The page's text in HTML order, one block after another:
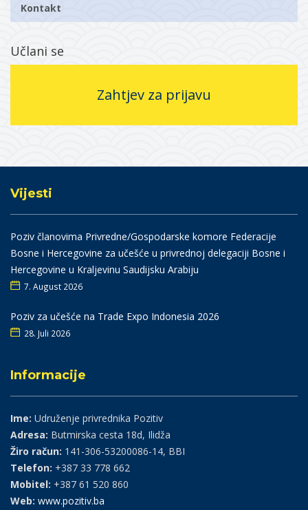
Kontakt
Učlani se
Zahtjev za prijavu
Vijesti
Poziv članovima Privredne/Gospodarske komore Federacije
Bosne i Hercegovine za učešće u privrednoj delegaciji Bosne i
Hercegovine u Kraljevinu Saudijsku Arabiju
7. August 2026
Poziv za učešće na Trade Expo Indonesia 2026
28. Juli 2026
Informacije
Ime: Udruženje privrednika Pozitiv
Adresa: Butmirska cesta 18d, Ilidža
Žiro račun: 141-306-53200086-14, BBI
Telefon: +387 33 778 662
Mobitel: +387 61 520 860
Web: www.pozitiv.ba